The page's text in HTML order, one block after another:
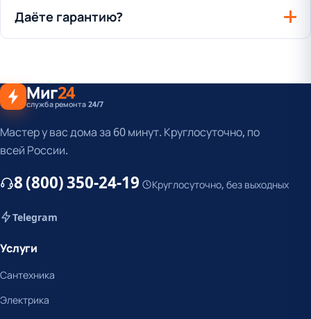
Даёте гарантию?
Миг24
служба ремонта 24/7
Мастер у вас дома за 60 минут. Круглосуточно, по
всей России.
8 (800) 350-24-19 Круглосуточно, без выходных
Telegram
Услуги
Сантехника
Электрика